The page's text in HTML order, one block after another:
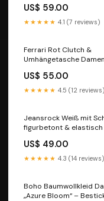
US$ 59.00
★★★★★ 4.1 (7 reviews)
Ferrari Rot Clutch &
Umhängetasche
Schulterriemen |
Heaven
US$ 55.00
★★★★★ 4.5 (12 reviews)
Jeansrock Weiß mit
figurbetont & elastisch
US$ 49.00
★★★★★ 4.3 (14 reviews)
Boho Baumwollkleid
„Azure Bloom“ –